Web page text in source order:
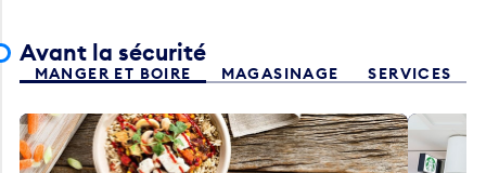
Avant la sécurité
MANGER ET BOIRE MAGASINAGE SERVICES